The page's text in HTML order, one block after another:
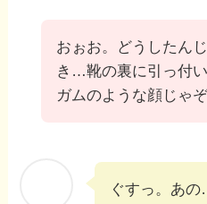
おぉお。どうしたん
き…靴の裏に引っ付
ガムのような顔じゃ
ぐすっ。あ